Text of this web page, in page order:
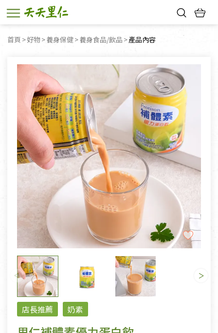
首頁 好物 養身保健 養身食品/飲品 目前頁面：
產品內容
店長推薦 奶素